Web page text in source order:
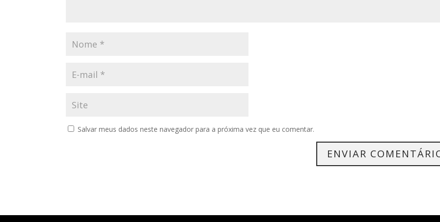
Salvar meus dados neste navegador para a próxima vez que eu comentar.